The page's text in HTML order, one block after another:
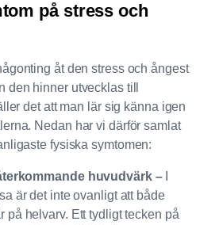
på stress och
åt den stress och ångest
den hinner utvecklas till
det att man lär sig känna igen
Nedan har vi därför samlat
fysiska symtomen:
huvudvärk –
är det inte ovanligt att både
på helvarv. Ett tydligt tecken på